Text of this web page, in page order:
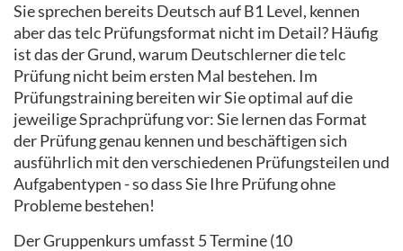
Sie sprechen bereits Deutsch auf B1 Level, kennen
aber das telc Prüfungsformat nicht im Detail? Häufig
ist das der Grund, warum Deutschlerner die telc
Prüfung nicht beim ersten Mal bestehen. Im
Prüfungstraining bereiten wir Sie optimal auf die
jeweilige Sprachprüfung vor: Sie lernen das Format
der Prüfung genau kennen und beschäftigen sich
ausführlich mit den verschiedenen Prüfungsteilen und
Aufgabentypen - so dass Sie Ihre Prüfung ohne
Probleme bestehen!
Der Gruppenkurs umfasst 5 Termine (10